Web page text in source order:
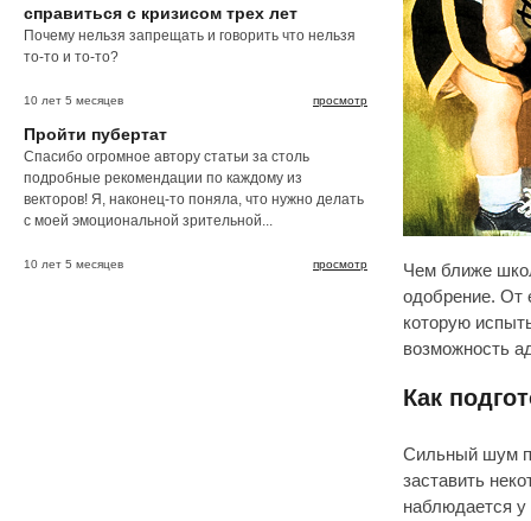
справиться с кризисом трех лет
Почему нельзя запрещать и говорить что нельзя
то-то и то-то?
просмотр
10 лет 5 месяцев
Пройти пубертат
Спасибо огромное автору статьи за столь
подробные рекомендации по каждому из
векторов! Я, наконец-то поняла, что нужно делать
с моей эмоциональной зрительной...
просмотр
10 лет 5 месяцев
Чем ближе
одобрение. От
которую
возможность
Как
Сильный шум
заставить
наблюдается